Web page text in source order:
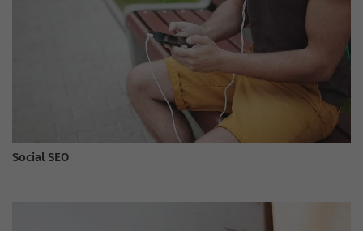
Social SEO